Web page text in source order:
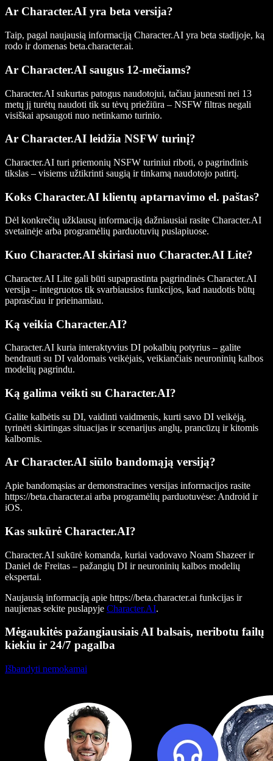
Ar Character.AI yra beta versija?
Taip, pagal naujausią informaciją Character.AI yra beta stadijoje, ką
rodo ir domenas beta.character.ai.
Ar Character.AI saugus 12-mečiams?
Character.AI sukurtas patogus naudotojui, tačiau jaunesni nei 13
metų jį turėtų naudoti tik su tėvų priežiūra – NSFW filtras negali
visiškai apsaugoti nuo netinkamo turinio.
Ar Character.AI leidžia NSFW turinį?
Character.AI turi priemonių NSFW turiniui riboti, o pagrindinis
tikslas – visiems užtikrinti saugią ir tinkamą naudotojo patirtį.
Koks Character.AI klientų aptarnavimo el. paštas?
Dėl konkrečių užklausų informaciją dažniausiai rasite Character.AI
svetainėje arba programėlių parduotuvių puslapiuose.
Kuo Character.AI skiriasi nuo Character.AI Lite?
Character.AI Lite gali būti supaprastinta pagrindinės Character.AI
versija – integruotos tik svarbiausios funkcijos, kad naudotis būtų
paprasčiau ir prieinamiau.
Ką veikia Character.AI?
Character.AI kuria interaktyvius DI pokalbių potyrius – galite
bendrauti su DI valdomais veikėjais, veikiančiais neuroninių kalbos
modelių pagrindu.
Ką galima veikti su Character.AI?
Galite kalbėtis su DI, vaidinti vaidmenis, kurti savo DI veikėją,
tyrinėti skirtingas situacijas ir scenarijus anglų, prancūzų ir kitomis
kalbomis.
Ar Character.AI siūlo bandomąją versiją?
Apie bandomąsias ar demonstracines versijas informacijos rasite
https://beta.character.ai arba programėlių parduotuvėse: Android ir
iOS.
Kas sukūrė Character.AI?
Character.AI sukūrė komanda, kuriai vadovavo Noam Shazeer ir
Daniel de Freitas – pažangių DI ir neuroninių kalbos modelių
ekspertai.
Naujausią informaciją apie https://beta.character.ai funkcijas ir
naujienas sekite puslapyje Character.AI.
Mėgaukitės pažangiausiais AI balsais, neribotu failų
kiekiu ir 24/7 pagalba
Išbandyti nemokamai